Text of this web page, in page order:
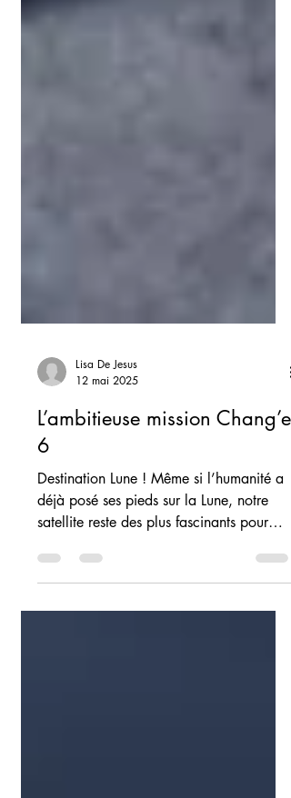
Lisa De Jesus
12 mai 2025
6
Destination Lune ! Même si l’humanité a
satellite reste des plus fascinants pour
l’humanité....